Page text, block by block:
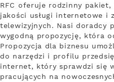
RFC oferuje rodzinny pakiet,
jakości usługi internetowe i
telewizyjnych. Nasi doradcy
wygodną propozycję, która
Propozycja dla biznesu
do narzędzi i profilu
internet, który sprawdzi się
pracujących na